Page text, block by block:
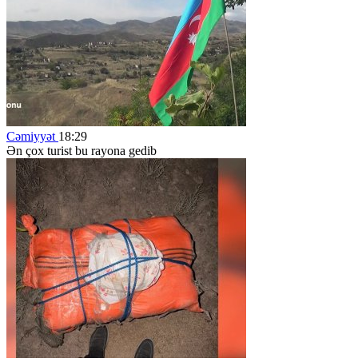
Cəmiyyət 18:29
Ən çox turist bu rayona gedib